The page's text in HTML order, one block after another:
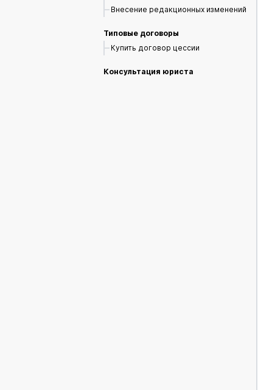
Внесение редакционных изменений
Типовые договоры
Купить договор цессии
Консультация юриста